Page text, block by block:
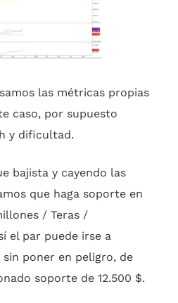
las métricas propias
caso, por supuesto
y dificultad.
bajista y cayendo las
que haga soporte en
/ Teras /
el par puede irse a
sin poner en peligro, de
soporte de 12.500 $.